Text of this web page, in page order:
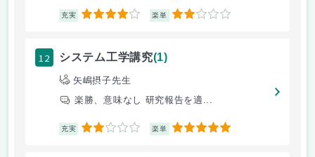
充実 4 楽単 2
12 システム工学講究(1)
矢嶋摂子先生
楽勝、意味なし 研究報告を適...
充実 2 楽単 5